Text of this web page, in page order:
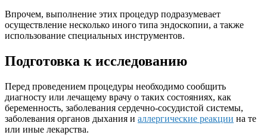
Впрочем, выполнение этих процедур подразумевает
осуществление несколько иного типа эндоскопии, а также
использование специальных инструментов.
Подготовка к исследованию
Перед проведением процедуры необходимо сообщить
диагносту или лечащему врачу о таких состояниях, как
беременность, заболевания сердечно-сосудистой системы,
заболевания органов дыхания и аллергические реакции на те
или иные лекарства.